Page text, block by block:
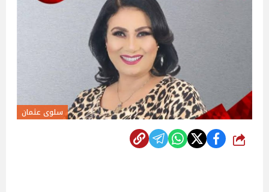
سلوى عثمان
شارك